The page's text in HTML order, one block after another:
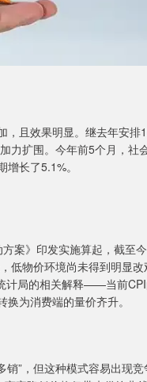
且效果明显。继去年安
力扩围。今年前5个月，社
长了5.1%。
案》印发实施算起，截至
低物价环境尚未得到明显
计局的相关解释——当前
为消费端的量价齐升。
”，但这种模式容易出现